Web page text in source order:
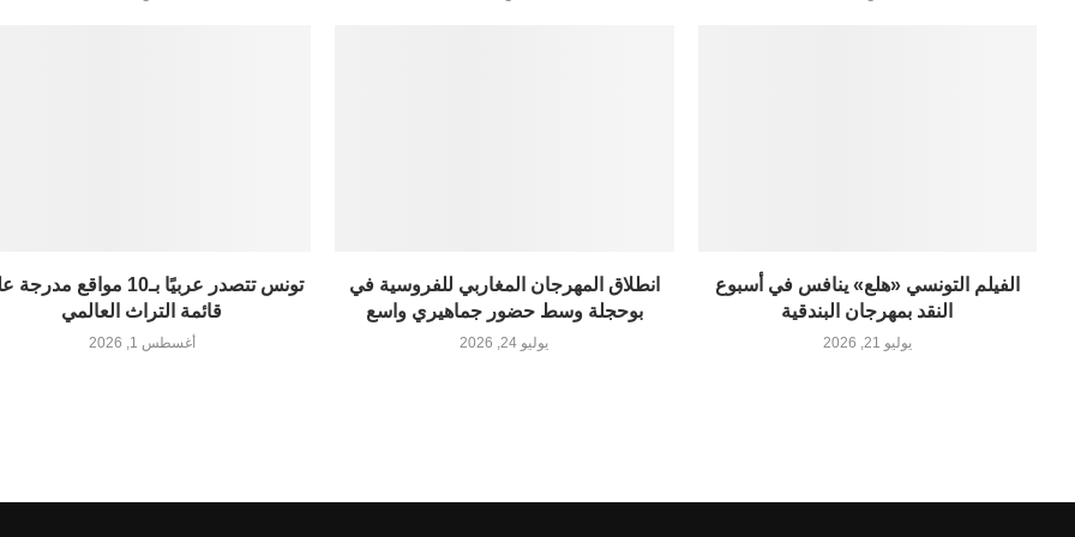
تونس تتصدر عربيًا بـ10 مواقع
قائمة التراث العالمي
أغسطس 1, 2026
انطلاق المهرجان المغاربي للفروسية في
بوحجلة وسط حضور جماهيري واسع
يوليو 24, 2026
الفيلم التونسي «هلع» ينافس في أسبوع
النقد بمهرجان البندقية
يوليو 21, 2026